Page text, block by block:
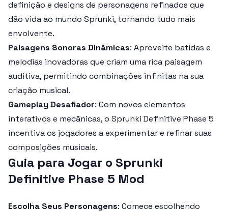
definição e designs de personagens refinados que
dão vida ao mundo Sprunki, tornando tudo mais
envolvente.
Paisagens Sonoras Dinâmicas: Aproveite batidas e
melodias inovadoras que criam uma rica paisagem
auditiva, permitindo combinações infinitas na sua
criação musical.
Gameplay Desafiador: Com novos elementos
interativos e mecânicas, o Sprunki Definitive Phase 5
incentiva os jogadores a experimentar e refinar suas
composições musicais.
Guia para Jogar o Sprunki
Definitive Phase 5 Mod
Escolha Seus Personagens: Comece escolhendo